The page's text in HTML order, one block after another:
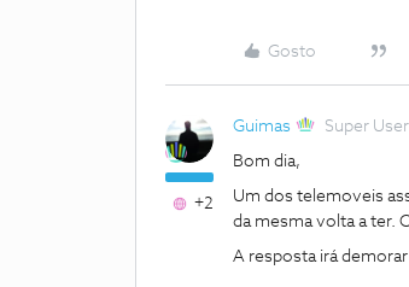
Gosto
+2
Guimas Super User
Bom dia,
Um dos telemoveis
da mesma volta a ter.
A resposta irá